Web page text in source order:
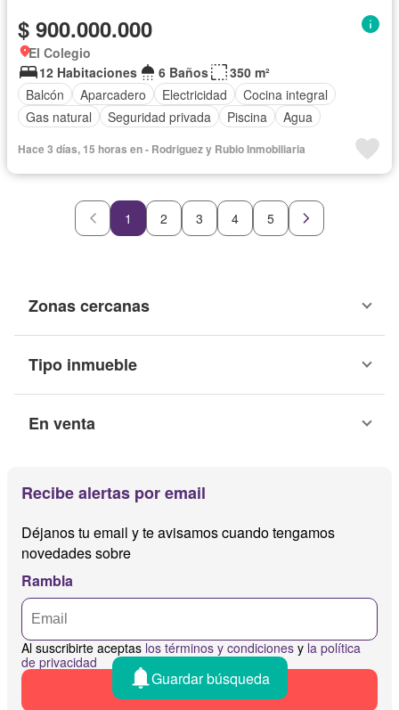
$ 900.000.000
El Colegio
12 Habitaciones
6 Baños
350 m²
Balcón
Aparcadero Electricidad
Cocina integral
Gas natural
Seguridad privada Piscina Agua
Hace 3 días, 15 horas en - Rodriguez y Rubio Inmobiliaria
1 2 3 4 5
Zonas cercanas
Tipo inmueble
En venta
Recibe alertas por email
Déjanos tu email y te avisamos cuando tengamos
novedades sobre
Rambla
Al suscribirte aceptas los términos y condiciones y la política
de privacidad
Recibir alertas
Guardar búsqueda